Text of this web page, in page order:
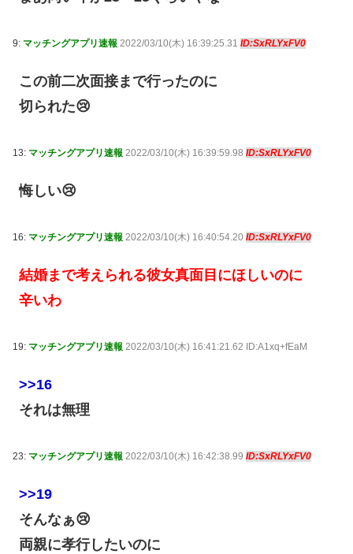
9: マッチングアプリ速報 2022/03/10(木) 16:39:25.31 ID:SxRLYxFV0
この前二次面接まで行ったのに
切られた😢
13: マッチングアプリ速報 2022/03/10(木) 16:39:59.98 ID:SxRLYxFV0
悔しい😢
16: マッチングアプリ速報 2022/03/10(木) 16:40:54.20 ID:SxRLYxFV0
結婚まで考えられる彼女真面目にほしいのに
辛いわ
19: マッチングアプリ速報 2022/03/10(木) 16:41:21.62 ID:A1xq+fEaM
>>16
それは無理
23: マッチングアプリ速報 2022/03/10(木) 16:42:38.99 ID:SxRLYxFV0
>>19
そんなぁ😢
両親に孝行したいのに